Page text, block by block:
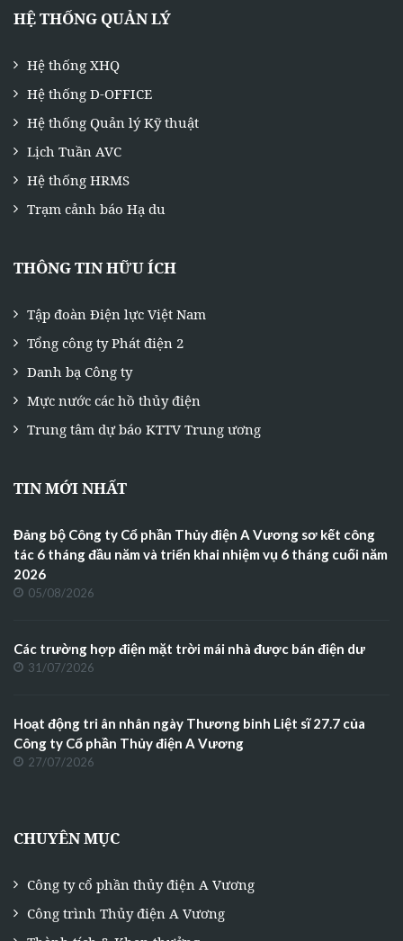
HỆ THỐNG QUẢN LÝ
Hệ thống XHQ
Hệ thống D-OFFICE
Hệ thống Quản lý Kỹ thuật
Lịch Tuần AVC
Hệ thống HRMS
Trạm cảnh báo Hạ du
THÔNG TIN HỮU ÍCH
Tập đoàn Điện lực Việt Nam
Tổng công ty Phát điện 2
Danh bạ Công ty
Mực nước các hồ thủy điện
Trung tâm dự báo KTTV Trung ương
TIN MỚI NHẤT
Đảng bộ Công ty Cổ phần Thủy điện A Vương sơ kết công
tác 6 tháng đầu năm và triển khai nhiệm vụ 6 tháng cuối năm
2026
05/08/2026
Các trường hợp điện mặt trời mái nhà được bán điện dư
31/07/2026
Hoạt động tri ân nhân ngày Thương binh Liệt sĩ 27.7 của
Công ty Cổ phần Thủy điện A Vương
27/07/2026
CHUYÊN MỤC
Công ty cổ phần thủy điện A Vương
Công trình Thủy điện A Vương